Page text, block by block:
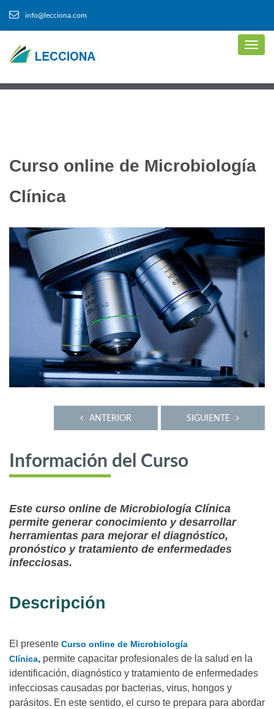
info@lecciona.com
Curso online de Microbiología
Clínica
SIGUIENTE
ANTERIOR
Información del Curso
Este curso online de Microbiología Clínica
permite generar conocimiento y desarrollar
herramientas para mejorar el diagnóstico,
pronóstico y tratamiento de enfermedades
infecciosas.
Descripción
El presente Curso online de Microbiología
Clínica, permite capacitar profesionales de la salud en la
identificación, diagnóstico y tratamiento de enfermedades
infecciosas causadas por bacterias, virus, hongos y
parásitos. En este sentido, el curso te prepara para abordar